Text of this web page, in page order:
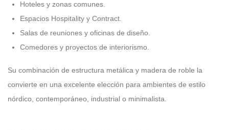
Hoteles y zonas comunes.
Espacios Hospitality y Contract.
Salas de reuniones y oficinas de diseño.
Comedores y proyectos de interiorismo.
Su combinación de estructura metálica y madera de roble la
convierte en una excelente elección para ambientes de estilo
nórdico, contemporáneo, industrial o minimalista.